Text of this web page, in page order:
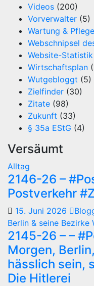
Videos (200)
Vorverwalter (5)
Wartung & Pflege
Webschnipsel
Website-Statistik
Wirtschaftsplan
Wutgebloggt (5)
Zielfinder (30)
Zitate (98)
Zukunft (33)
§ 35a EStG (4)
Versäumt
Alltag
2146-26 –
Postverkehr
15. Juni 2026
Berlin & seine Bezirke
2145-26 – –
Morgen,
hässlich sein,
Die Hitlerei